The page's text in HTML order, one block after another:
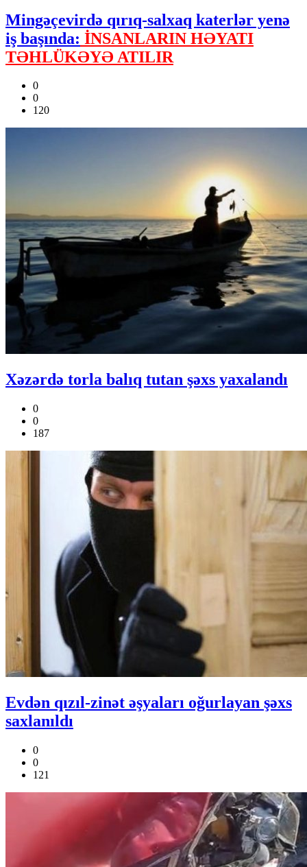
Mingəçevirdə qırıq-salxaq katerlər yenə
iş başında: İNSANLARIN HƏYATI
TƏHLÜKƏYƏ ATILIR
0
0
120
Xəzərdə torla balıq tutan şəxs yaxalandı
0
0
187
Evdən qızıl-zinət əşyaları oğurlayan şəxs
saxlanıldı
0
0
121